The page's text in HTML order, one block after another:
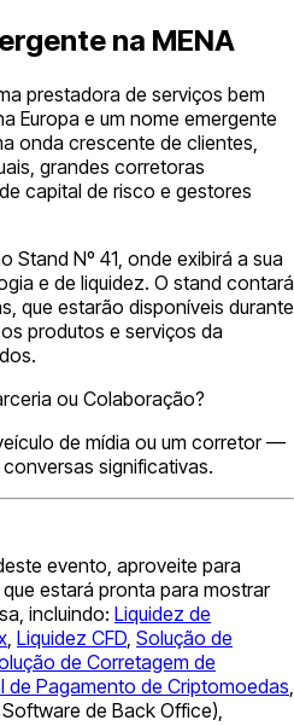
na MENA
prestadora de serviços bem
Europa e um nome emergente
onda crescente de clientes,
grandes corretoras
capital de risco e gestores
Stand Nº 41, onde exibirá a sua
e de liquidez. O stand contará
que estarão disponíveis durante
produtos e serviços da
ou Colaboração?
de mídia ou um corretor —
significativas.
evento, aproveite para
estará pronta para mostrar
incluindo: Liquidez de
Liquidez CFD Solução de
de Corretagem de
de Pagamento de Criptomoedas
de Back Office),